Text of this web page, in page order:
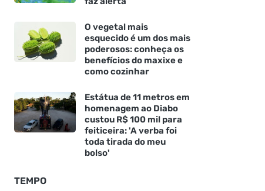
O vegetal mais
esquecido é um dos mais
poderosos: conheça os
benefícios do maxixe e
como cozinhar
Estátua de 11 metros em
homenagem ao Diabo
custou R$ 100 mil para
feiticeira: 'A verba foi
toda tirada do meu
bolso'
TEMPO